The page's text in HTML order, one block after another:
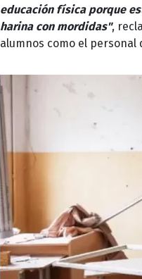
educación física porque
harina con mordidas",
alumnos como el personal